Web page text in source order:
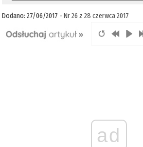
Dodano: 27/06/2017 -Nr 26 z 28 czerwca 2017
ad